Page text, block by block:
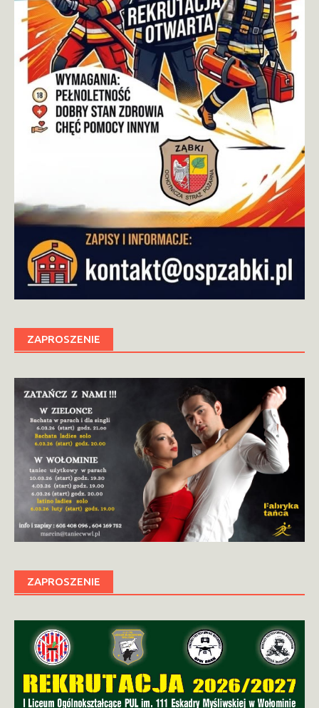
ZAPROSZENIE
ZAPROSZENIE